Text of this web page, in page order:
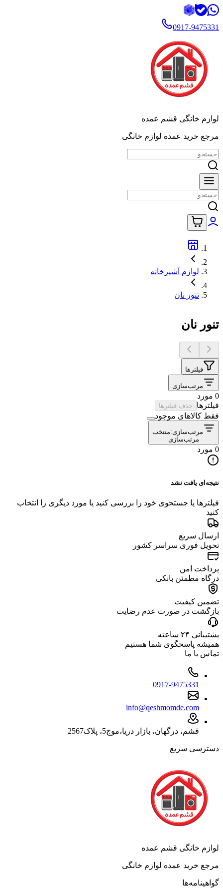
0917-9475331
لوازم خانگی قشم عمده
مرجع خرید عمده لوازم خانگی
لوازم آشپزخانه
تنور نان
تنور نان
فیلترها
مرتب‌سازی
0 مورد
فیلترها
حذف فیلترها
فقط کالاهای موجود
مرتب‌سازی:منتخب
مرتب‌سازی
0 مورد
نتیجه‌ای یافت نشد
فیلترها یا جستجوی خود را بررسی کنید یا مورد دیگری را انتخاب
کنید
ارسال سریع
تحویل فوری سراسر کشور
پرداخت امن
درگاه مطمئن بانکی
تضمین کیفیت
بازگشت در صورت عدم رضایت
پشتیبانی ۲۴ ساعته
همیشه پاسخگوی شما هستیم
تماس با ما
0917-9475331
info@qeshmomde.com
قشم، درگهان، بازار دریا،موج5، پلاک2567
دسترسی سریع
لوازم خانگی قشم عمده
مرجع خرید عمده لوازم خانگی
گواهینامه‌ها